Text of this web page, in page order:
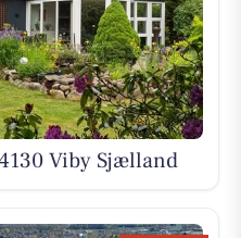
Viby Sjælland